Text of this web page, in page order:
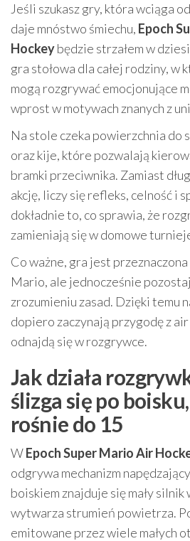
Jeśli szukasz gry, która wciąga
daje mnóstwo śmiechu, Epoch
Hockeybędzie strzałem w
gra stołowa dla całej rodziny,
mogą rozgrywać emocjonujące
wprost w motywach znanych z
Na stole czeka powierzchnia do
oraz kije, które pozwalają
bramki przeciwnika. Zamiast
akcję, liczy się refleks, celność i
dokładnie to, co sprawia, że
zamieniają się w domowe
Co ważne, gra jest
Mario, ale jednocześnie
zrozumieniu zasad. Dzięki temu
dopiero zaczynają przygodę z
odnajdą się w rozgrywce.
Jak działa
ślizga się po
rośnie do 15
WEpoch Super Mario Air
odgrywa mechanizm
boiskiem znajduje się mały
wytwarza strumień powietrza.
emitowane przez wiele małych